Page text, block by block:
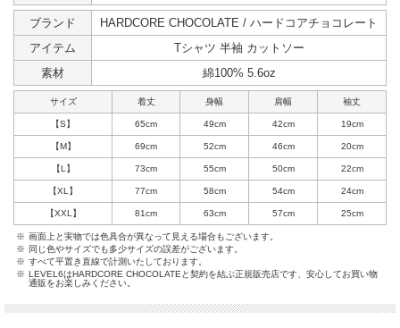
ブランド
HARDCORE CHOCOLATE / ハードコアチョコレート
アイテム
Tシャツ 半袖 カットソー
素材
綿100% 5.6oz
サイズ 着丈 身幅 肩幅 袖丈
【S】 65cm 49cm 42cm 19cm
【M】 69cm 52cm 46cm 20cm
【L】 73cm 55cm 50cm 22cm
【XL】 77cm 58cm 54cm 24cm
【XXL】 81cm 63cm 57cm 25cm
※ 画面上と実物では色具合が異なって見える場合もございます。
※
同じ色やサイズでも多少サイズの誤差がございます。
※ すべて平置き直線で計測いたしております。
※ LEVEL6はHARDCORE CHOCOLATEと契約を結ぶ正規販売店です、安心してお買い物
通販をお楽しみください。